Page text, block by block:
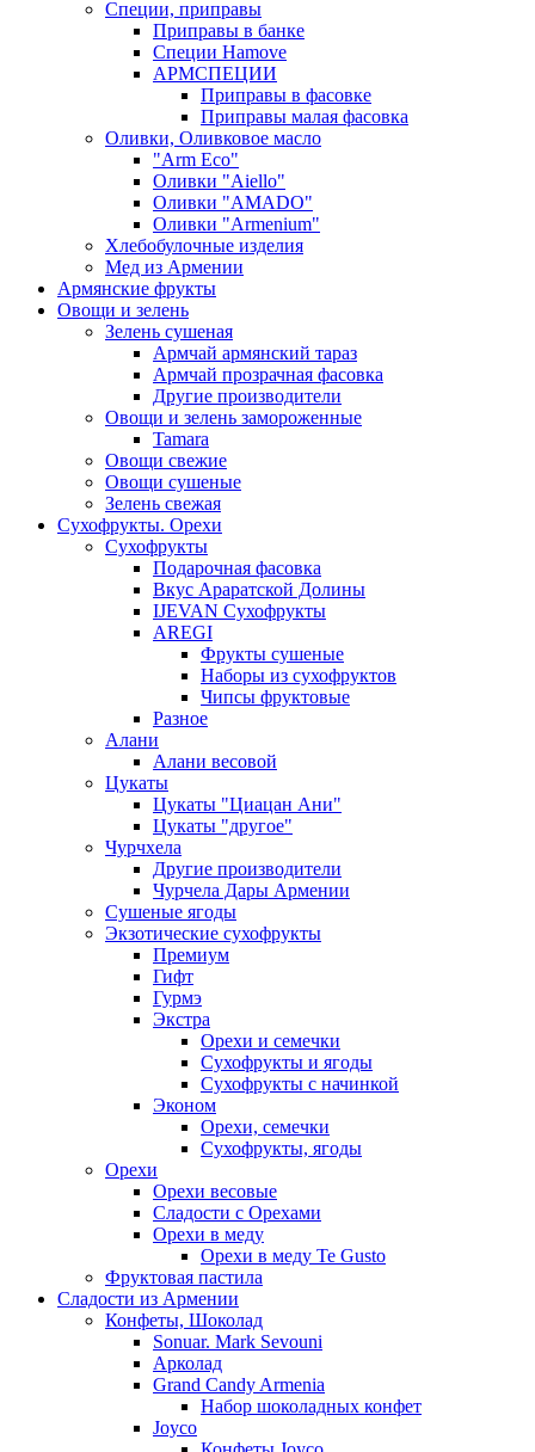
Специи, приправы
Приправы в банке
Специи Hamove
АРМСПЕЦИИ
Приправы в фасовке
Приправы малая фасовка
Оливки, Оливковое масло
"Arm Eco"
Оливки "Aiello"
Оливки "AMADO"
Оливки "Armenium"
Хлебобулочные изделия
Мед из Армении
Армянские фрукты
Овощи и зелень
Зелень сушеная
Армчай армянский тараз
Армчай прозрачная фасовка
Другие производители
Овощи и зелень замороженные
Tamara
Овощи свежие
Овощи сушеные
Зелень свежая
Сухофрукты. Орехи
Сухофрукты
Подарочная фасовка
Вкус Араратской Долины
IJEVAN Сухофрукты
AREGI
Фрукты сушеные
Наборы из сухофруктов
Чипсы фруктовые
Разное
Алани
Алани весовой
Цукаты
Цукаты "Циацан Ани"
Цукаты "другое"
Чурчхела
Другие производители
Чурчела Дары Армении
Сушеные ягоды
Экзотические сухофрукты
Премиум
Гифт
Гурмэ
Экстра
Орехи и семечки
Сухофрукты и ягоды
Сухофрукты с начинкой
Эконом
Орехи, семечки
Сухофрукты, ягоды
Орехи
Орехи весовые
Сладости с Орехами
Орехи в меду
Орехи в меду Te Gusto
Фруктовая пастила
Сладости из Армении
Конфеты, Шоколад
Sonuar. Mark Sevouni
Арколад
Grand Candy Armenia
Набор шоколадных конфет
Joyco